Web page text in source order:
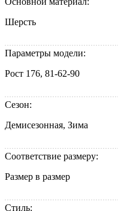
Шерсть
Параметры модели:
Рост 176, 81-62-90
Сезон:
Демисезонная, Зима
Соответствие размеру:
Размер в размер
Стиль: